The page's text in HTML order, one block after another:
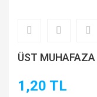
ÜST MUHAFAZA
1,20 TL